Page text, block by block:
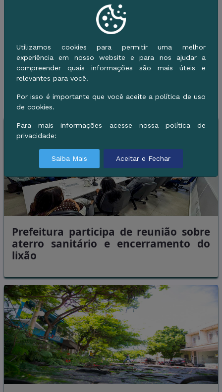
prática esportiva, o turismo e o contato direto
com a natureza. O espaço também é
reconhecido por sua importância na
preservação do bioma pantaneiro e por abrigar
ações voltadas à educação ambiental.
Mais em Meio Ambiente
Prefeitura participa de reunião sobre
aterro sanitário e encerramento do
lixão
Utilizamos cookies para permitir uma melhor
experiência em nosso website e para nos ajudar a
compreender quais informações são mais úteis e
relevantes para você.
Por isso é importante que você aceite a política de uso
de cookies.
Para mais informações acesse nossa política de
privacidade:
Saiba Mais Aceitar e Fechar